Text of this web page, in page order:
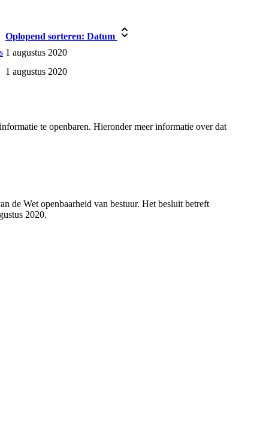
Oplopend sorteren: Datum
1 augustus 2020
1 augustus 2020
te openbaren. Hieronder meer informatie over dat
de Wet openbaarheid van bestuur. Het besluit betreft
2020.